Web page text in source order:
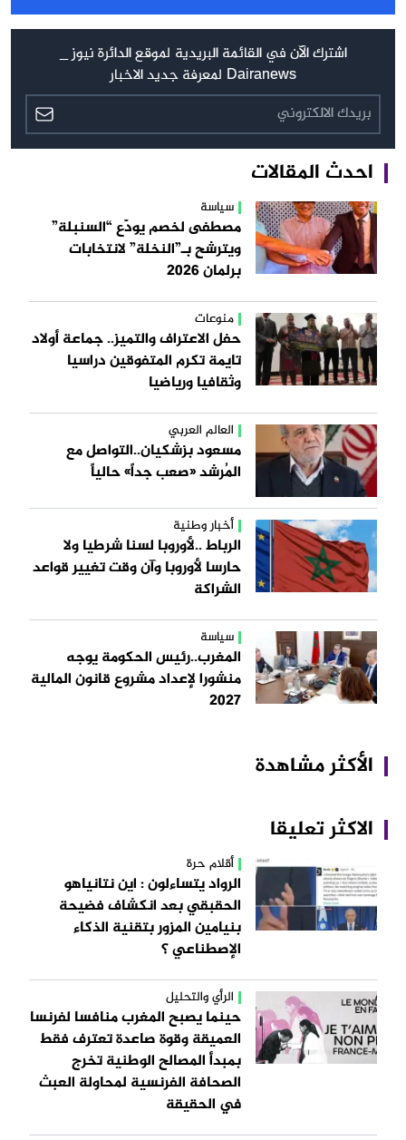
اشترك الآن في القائمة البريدية لموقع الدائرة نيوز _
Dairanews لمعرفة جديد الاخبار
احدث المقالات
سياسة
مصطفى لخصم يودّع “السنبلة”
ويترشح بـ”النخلة” لانتخابات
برلمان 2026
منوعات
حفل الاعتراف والتميز.. جماعة أولاد
تايمة تكرم المتفوقين دراسيا
وثقافيا ورياضيا
العالم العربي
مسعود بزشكيان..التواصل مع
المُرشد «صعب جداً» حالياً
أخبار وطنية
الرباط ..لأوروبا لسنا شرطيا ولا
حارسا لأوروبا وآن وقت تغيير قواعد
الشراكة
سياسة
المغرب..رئيس الحكومة يوجه
منشورا لإعداد مشروع قانون المالية
2027
الأكثر مشاهدة
الاكثر تعليقا
أقلام حرة
الرواد يتساءلون : اين نتانياهو
الحقبقي بعد انكشاف فضيحة
بنيامين المزور بتقنية الذكاء
الإصطناعي ؟
الرأي والتحليل
حينما يصبح المغرب منافسا لفرنسا
العميقة وقوة صاعدة تعترف فقط
بمبدأ المصالح الوطنية تخرج
الصحافة الفرنسية لمحاولة العبث
في الحقيقة